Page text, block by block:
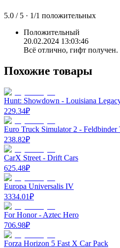
5.0 / 5 · 1/1 положительных
Положительный
20.02.2024 13:03:46
Всё отлично, гифт
Похожие товары
Hunt: Showdown - Louisiana
229.34₽
Euro Truck Simulator 2 - Feldbinder
238.82₽
CarX Street - Drift Cars
625.48₽
Europa Universalis IV
3334.01₽
For Honor - Aztec Hero
706.98₽
Forza Horizon 5 Fast X Car Pack